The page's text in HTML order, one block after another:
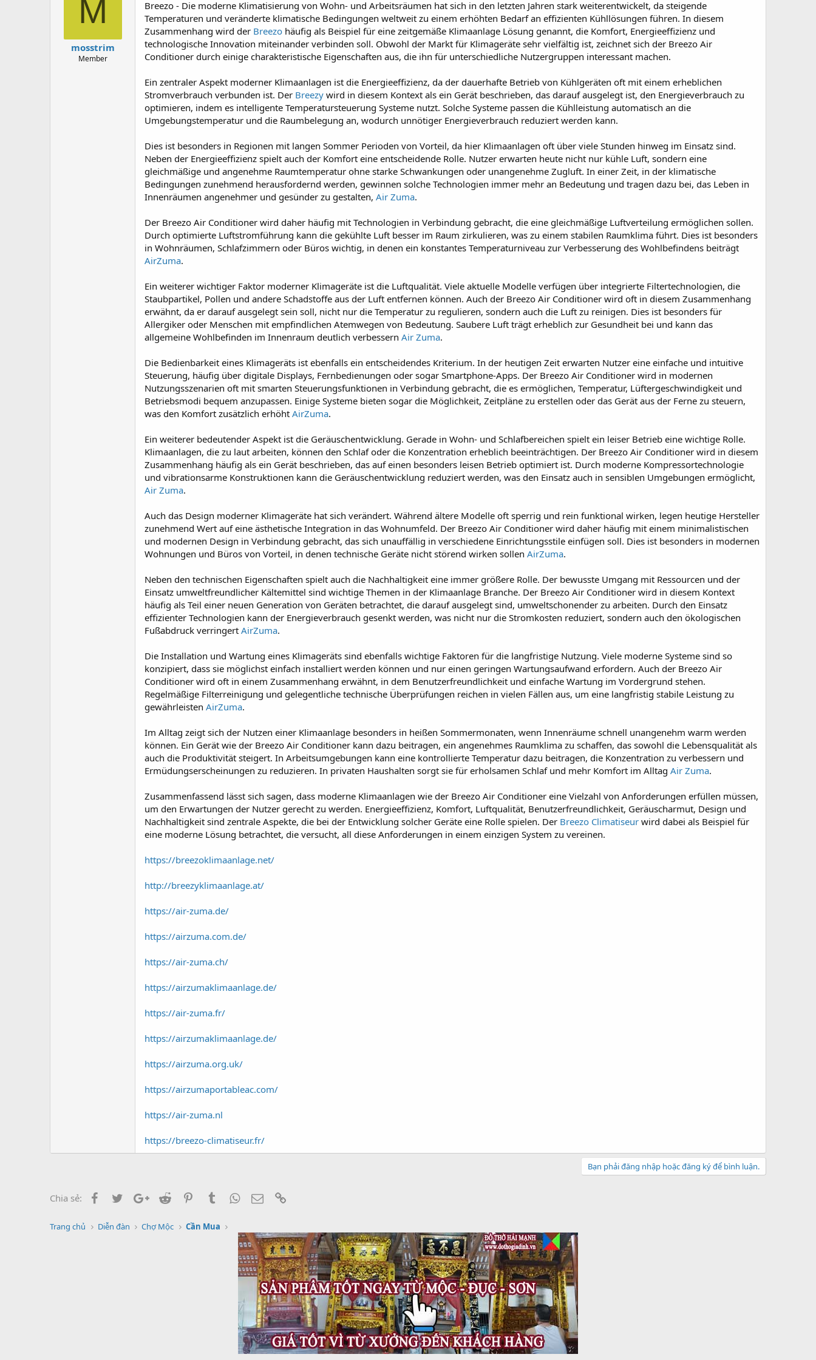
M
mosstrim
Member
Breezo - Die moderne Klimatisierung von Wohn- und Arbeitsräumen hat sich in den letzten Jahren stark weiterentwickelt, da steigende
Temperaturen und veränderte klimatische Bedingungen weltweit zu einem erhöhten Bedarf an effizienten Kühllösungen führen. In diesem
Zusammenhang wird der Breezo häufig als Beispiel für eine zeitgemäße Klimaanlage Lösung genannt, die Komfort, Energieeffizienz und
technologische Innovation miteinander verbinden soll. Obwohl der Markt für Klimageräte sehr vielfältig ist, zeichnet sich der Breezo Air
Conditioner durch einige charakteristische Eigenschaften aus, die ihn für unterschiedliche Nutzergruppen interessant machen.
Ein zentraler Aspekt moderner Klimaanlagen ist die Energieeffizienz, da der dauerhafte Betrieb von Kühlgeräten oft mit einem erheblichen
Stromverbrauch verbunden ist. Der Breezy wird in diesem Kontext als ein Gerät beschrieben, das darauf ausgelegt ist, den Energieverbrauch zu
optimieren, indem es intelligente Temperatursteuerung Systeme nutzt. Solche Systeme passen die Kühlleistung automatisch an die
Umgebungstemperatur und die Raumbelegung an, wodurch unnötiger Energieverbrauch reduziert werden kann.
Dies ist besonders in Regionen mit langen Sommer Perioden von Vorteil, da hier Klimaanlagen oft über viele Stunden hinweg im Einsatz sind.
Neben der Energieeffizienz spielt auch der Komfort eine entscheidende Rolle. Nutzer erwarten heute nicht nur kühle Luft, sondern eine
gleichmäßige und angenehme Raumtemperatur ohne starke Schwankungen oder unangenehme Zugluft. In einer Zeit, in der klimatische
Bedingungen zunehmend herausfordernd werden, gewinnen solche Technologien immer mehr an Bedeutung und tragen dazu bei, das Leben in
Innenräumen angenehmer und gesünder zu gestalten, Air Zuma.
Der Breezo Air Conditioner wird daher häufig mit Technologien in Verbindung gebracht, die eine gleichmäßige Luftverteilung ermöglichen sollen.
Durch optimierte Luftstromführung kann die gekühlte Luft besser im Raum zirkulieren, was zu einem stabilen Raumklima führt. Dies ist besonders
in Wohnräumen, Schlafzimmern oder Büros wichtig, in denen ein konstantes Temperaturniveau zur Verbesserung des Wohlbefindens beiträgt
AirZuma.
Ein weiterer wichtiger Faktor moderner Klimageräte ist die Luftqualität. Viele aktuelle Modelle verfügen über integrierte Filtertechnologien, die
Staubpartikel, Pollen und andere Schadstoffe aus der Luft entfernen können. Auch der Breezo Air Conditioner wird oft in diesem Zusammenhang
erwähnt, da er darauf ausgelegt sein soll, nicht nur die Temperatur zu regulieren, sondern auch die Luft zu reinigen. Dies ist besonders für
Allergiker oder Menschen mit empfindlichen Atemwegen von Bedeutung. Saubere Luft trägt erheblich zur Gesundheit bei und kann das
allgemeine Wohlbefinden im Innenraum deutlich verbessern Air Zuma.
Die Bedienbarkeit eines Klimageräts ist ebenfalls ein entscheidendes Kriterium. In der heutigen Zeit erwarten Nutzer eine einfache und intuitive
Steuerung, häufig über digitale Displays, Fernbedienungen oder sogar Smartphone-Apps. Der Breezo Air Conditioner wird in modernen
Nutzungsszenarien oft mit smarten Steuerungsfunktionen in Verbindung gebracht, die es ermöglichen, Temperatur, Lüftergeschwindigkeit und
Betriebsmodi bequem anzupassen. Einige Systeme bieten sogar die Möglichkeit, Zeitpläne zu erstellen oder das Gerät aus der Ferne zu steuern,
was den Komfort zusätzlich erhöht AirZuma.
Ein weiterer bedeutender Aspekt ist die Geräuschentwicklung. Gerade in Wohn- und Schlafbereichen spielt ein leiser Betrieb eine wichtige Rolle.
Klimaanlagen, die zu laut arbeiten, können den Schlaf oder die Konzentration erheblich beeinträchtigen. Der Breezo Air Conditioner wird in diesem
Zusammenhang häufig als ein Gerät beschrieben, das auf einen besonders leisen Betrieb optimiert ist. Durch moderne Kompressortechnologie
und vibrationsarme Konstruktionen kann die Geräuschentwicklung reduziert werden, was den Einsatz auch in sensiblen Umgebungen ermöglicht,
Air Zuma.
Auch das Design moderner Klimageräte hat sich verändert. Während ältere Modelle oft sperrig und rein funktional wirken, legen heutige Hersteller
zunehmend Wert auf eine ästhetische Integration in das Wohnumfeld. Der Breezo Air Conditioner wird daher häufig mit einem minimalistischen
und modernen Design in Verbindung gebracht, das sich unauffällig in verschiedene Einrichtungsstile einfügen soll. Dies ist besonders in modernen
Wohnungen und Büros von Vorteil, in denen technische Geräte nicht störend wirken sollen AirZuma.
Neben den technischen Eigenschaften spielt auch die Nachhaltigkeit eine immer größere Rolle. Der bewusste Umgang mit Ressourcen und der
Einsatz umweltfreundlicher Kältemittel sind wichtige Themen in der Klimaanlage Branche. Der Breezo Air Conditioner wird in diesem Kontext
häufig als Teil einer neuen Generation von Geräten betrachtet, die darauf ausgelegt sind, umweltschonender zu arbeiten. Durch den Einsatz
effizienter Technologien kann der Energieverbrauch gesenkt werden, was nicht nur die Stromkosten reduziert, sondern auch den ökologischen
Fußabdruck verringert AirZuma.
Die Installation und Wartung eines Klimageräts sind ebenfalls wichtige Faktoren für die langfristige Nutzung. Viele moderne Systeme sind so
konzipiert, dass sie möglichst einfach installiert werden können und nur einen geringen Wartungsaufwand erfordern. Auch der Breezo Air
Conditioner wird oft in einem Zusammenhang erwähnt, in dem Benutzerfreundlichkeit und einfache Wartung im Vordergrund stehen.
Regelmäßige Filterreinigung und gelegentliche technische Überprüfungen reichen in vielen Fällen aus, um eine langfristig stabile Leistung zu
gewährleisten AirZuma.
Im Alltag zeigt sich der Nutzen einer Klimaanlage besonders in heißen Sommermonaten, wenn Innenräume schnell unangenehm warm werden
können. Ein Gerät wie der Breezo Air Conditioner kann dazu beitragen, ein angenehmes Raumklima zu schaffen, das sowohl die Lebensqualität als
auch die Produktivität steigert. In Arbeitsumgebungen kann eine kontrollierte Temperatur dazu beitragen, die Konzentration zu verbessern und
Ermüdungserscheinungen zu reduzieren. In privaten Haushalten sorgt sie für erholsamen Schlaf und mehr Komfort im Alltag Air Zuma.
Zusammenfassend lässt sich sagen, dass moderne Klimaanlagen wie der Breezo Air Conditioner eine Vielzahl von Anforderungen erfüllen müssen,
um den Erwartungen der Nutzer gerecht zu werden. Energieeffizienz, Komfort, Luftqualität, Benutzerfreundlichkeit, Geräuscharmut, Design und
Nachhaltigkeit sind zentrale Aspekte, die bei der Entwicklung solcher Geräte eine Rolle spielen. Der Breezo Climatiseur wird dabei als Beispiel für
eine moderne Lösung betrachtet, die versucht, all diese Anforderungen in einem einzigen System zu vereinen.
https://breezoklimaanlage.net/
http://breezyklimaanlage.at/
https://air-zuma.de/
https://airzuma.com.de/
https://air-zuma.ch/
https://airzumaklimaanlage.de/
https://air-zuma.fr/
https://airzumaklimaanlage.de/
https://airzuma.org.uk/
https://airzumaportableac.com/
https://air-zuma.nl
https://breezo-climatiseur.fr/
Bạn phải đăng nhập hoặc đăng ký để bình luận.
Chia sẻ: FacebookTwitterGoogle+
Reddit PinterestTumblrWhatsApp
Email
Trang chủ Diễn đàn Chợ Mộc Cần Mua